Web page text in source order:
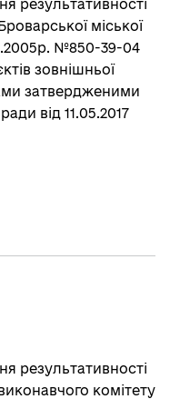
результативності
міської
№850-39-04
зовнішньої
затвердженими
від 11.05.2017
результативності
комітету